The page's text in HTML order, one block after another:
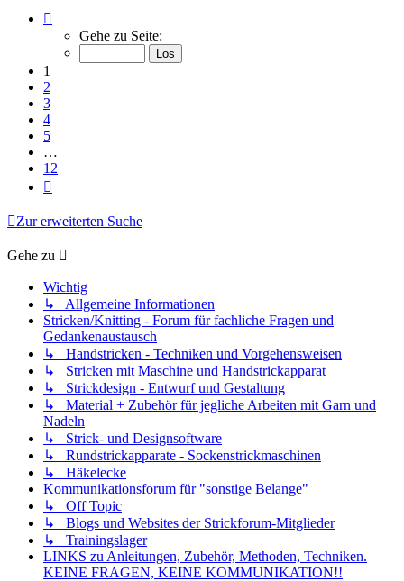
von
Gehe zu Seite:
1
2
3
4
5
…
12
Zur erweiterten Suche
Gehe zu
Wichtig
↳ Allgemeine Informationen
Stricken/Knitting - Forum für fachliche Fragen und
Gedankenaustausch
↳ Handstricken - Techniken und Vorgehensweisen
↳ Stricken mit Maschine und Handstrickapparat
↳ Strickdesign - Entwurf und Gestaltung
↳ Material + Zubehör für jegliche Arbeiten mit Garn und
Nadeln
↳ Strick- und Designsoftware
↳ Rundstrickapparate - Sockenstrickmaschinen
↳ Häkelecke
Kommunikationsforum für "sonstige Belange"
↳ Off Topic
↳ Blogs und Websites der Strickforum-Mitglieder
↳ Trainingslager
LINKS zu Anleitungen, Zubehör, Methoden, Techniken.
KEINE FRAGEN, KEINE KOMMUNIKATION!!